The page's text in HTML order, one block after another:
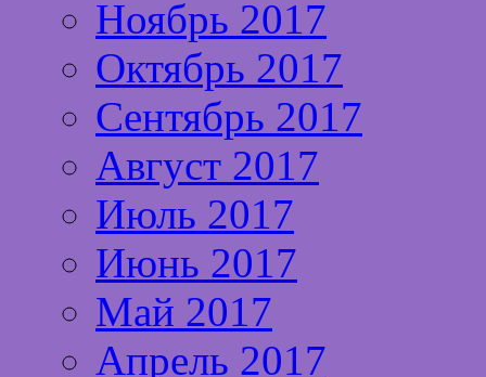
Ноябрь 2017
Октябрь 2017
Сентябрь 2017
Август 2017
Июль 2017
Июнь 2017
Май 2017
Апрель 2017